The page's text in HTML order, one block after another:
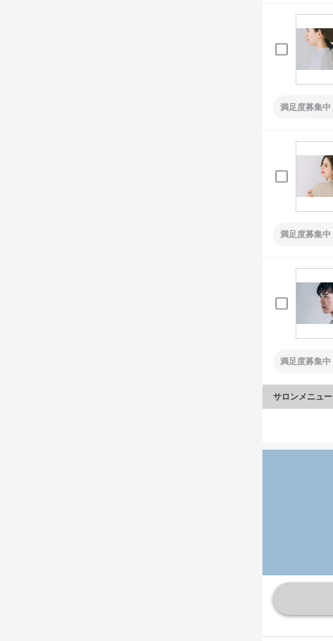
満足度募集中
満足度募集中
満足度募集中
サロンメニュー